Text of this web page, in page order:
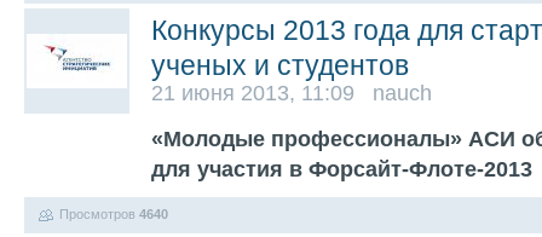
Конкурсы 2013 года для
ученых и студентов
21 июня 2013, 11:09 nauch
«Молодые профессионалы» АСИ
для участия в Форсайт-Флоте-2013
Просмотров 4640